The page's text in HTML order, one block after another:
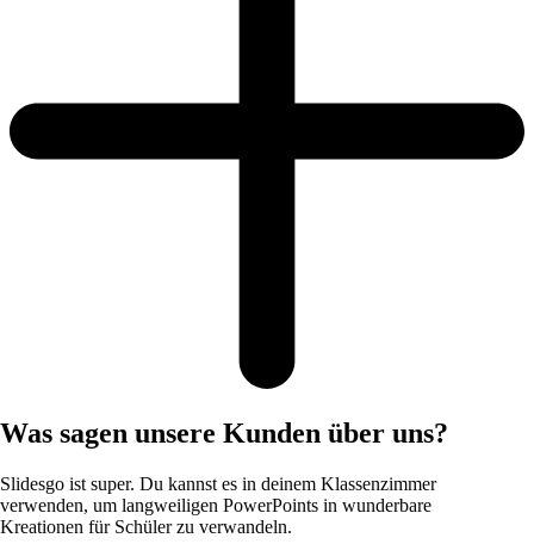
Was sagen unsere Kunden über uns?
Slidesgo ist super. Du kannst es in deinem Klassenzimmer
verwenden, um langweiligen PowerPoints in wunderbare
Kreationen für Schüler zu verwandeln.